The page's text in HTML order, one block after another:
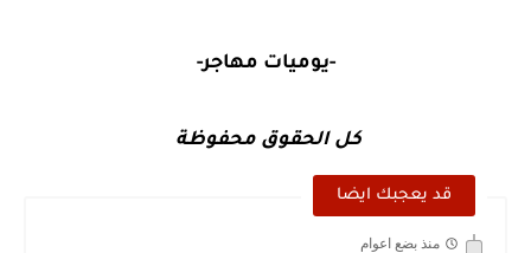
-يوميات مهاجر-
كل الحقوق محفوظة
قد يعجبك ايضا
منذ بضع اعوام